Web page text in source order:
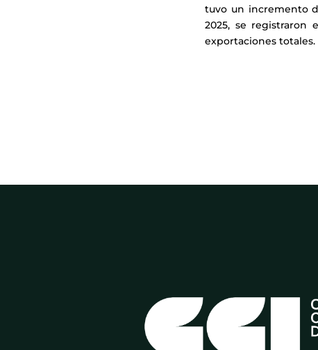
tuvo un incremento
2025, se registraron
exportaciones totales.